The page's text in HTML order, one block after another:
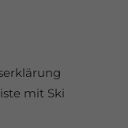
mit Ski